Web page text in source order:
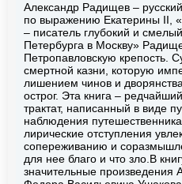
Александр Радищев –
по выражению Екатерины II,
– писатель глубокий и
Петербурга в Москву»
Петропавловскую крепость.
смертной казни, которую
лишением чинов и
острог. Эта книга –
трактат, написанный в виде
наблюдения
лирические отступления
сопереживанию и
для нее благо и что зло.В
значительные